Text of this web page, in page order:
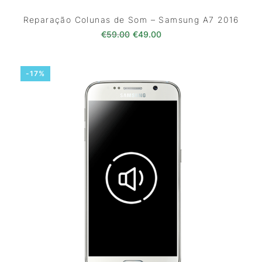
Reparação Colunas de Som – Samsung A7 2016
€59.00 O preço original era: €59.00.
€49.00O preço atual é:
-17%